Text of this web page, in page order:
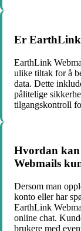
Er EarthLink
EarthLink
ulike tiltak for å
data. Dette
pålitelige
tilgangskontroll
Hvordan
Webmails
Dersom man
konto eller har
EarthLink
online chat.
brukere med